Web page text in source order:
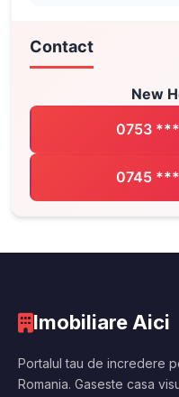
Contact
New
0753
0745
Imobiliare Aici
Portalul tau de incredere
Romania. Gaseste casa